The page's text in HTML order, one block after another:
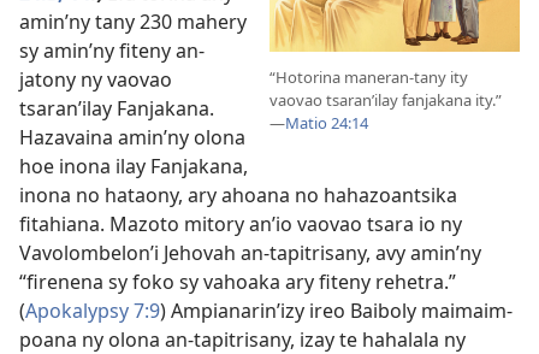
“Hotorina maneran-tany ity
vaovao tsaran’ilay fanjakana ity.”
—Matio 24:14
amin’ny tany 230 mahery
sy amin’ny fiteny an-
jatony ny vaovao
tsaran’ilay Fanjakana.
Hazavaina amin’ny olona
hoe inona ilay Fanjakana,
inona no hataony, ary ahoana no hahazoantsika
fitahiana. Mazoto mitory an’io vaovao tsara io ny
Vavolombelon’i Jehovah an-tapitrisany, avy amin’ny
“firenena sy foko sy vahoaka ary fiteny rehetra.”
(Apokalypsy 7:9) Ampianarin’izy ireo Baiboly maimaim-
poana ny olona an-tapitrisany, izay te hahalala ny